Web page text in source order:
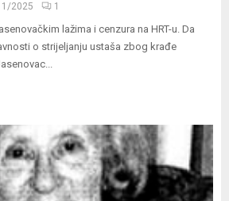
2025 1
lažima i cenzura na HRT-u. Da
o strijeljanju ustaša zbog krađe